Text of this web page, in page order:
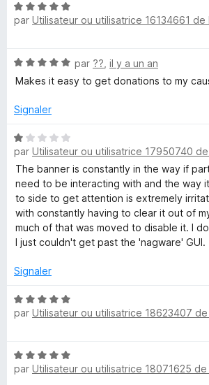
i
n
g
D
o
n
a
t
i
o
n
5
5
s
5
N
o
5
s
r
par Utilisateur ou utilisatrice 16134661 de
N
o
é
s
u
r
5
par ?? il y a un an
Makes it easy to get donations to my
Signaler
N
o
t
é
1
s
u
r
par Utilisateur ou utilisatrice 17950740
The banner is constantly in the way if
need to be interacting with and the way
to side to get attention is extremely
with constantly having to clear it out of
much of that was moved to disable it. I
I just couldn't get past the 'nagware' GUI.
Signaler
N
o
5
s
par Utilisateur ou utilisatrice 18623407
N
o
par Utilisateur ou utilisatrice 18071625